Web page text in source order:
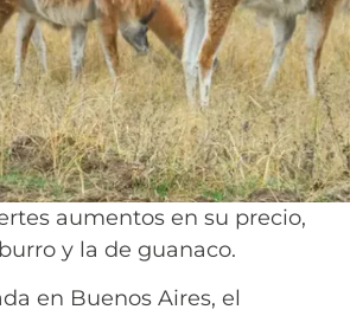
aumentos en su precio,
y la de guanaco.
en Buenos Aires, el